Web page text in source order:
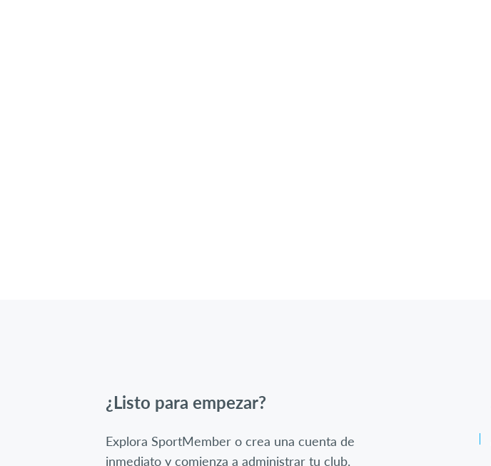
¿Listo para empezar?
Explora SportMember o crea una cuenta de
inmediato y comienza a administrar tu club.